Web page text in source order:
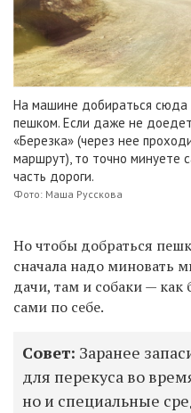
На машине добираться сюда
пешком. Если даже не
«Березка» (через нее
маршрут), то точно минуете
часть дороги.
Фото: Маша Русскова
Но чтобы добраться
сначала надо миновать
дачи, там и собаки —
сами по себе.
Совет: Заранее
для перекуса во
но и специальные